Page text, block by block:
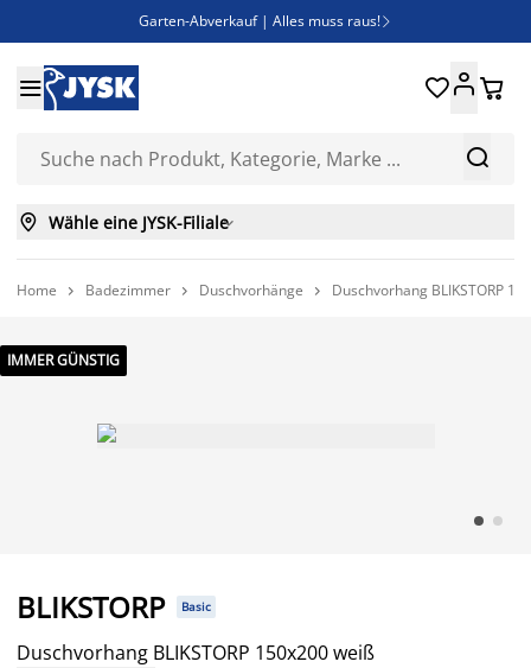
Garten-Abverkauf | Alles muss raus! 
Bist du Unternehmer? Entdecke JYSK-B2B
Esszimmerstuhl ADSLEV um nur 40€


 
 Wähle eine JYSK-Filiale
Home  Badezimmer  Duschvorhänge  Duschvorhang BLIKSTORP
IMMER GÜNSTIG
BLIKSTORP Basic
Duschvorhang BLIKSTORP 150x200 weiß